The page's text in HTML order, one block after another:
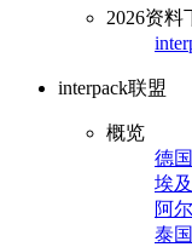
2026资料
interpack联盟
概览
德国
埃及
阿
泰国